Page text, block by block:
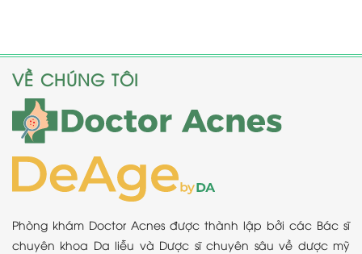
VỀ CHÚNG TÔI
Phòng khám Doctor Acnes được thành lập bởi các Bác sĩ
chuyên khoa Da liễu và Dược sĩ chuyên sâu về dược mỹ